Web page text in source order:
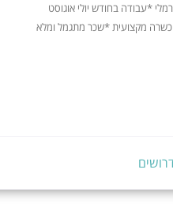
*עבודה בחודש יולי אוגוסט
מקצועית *שכר מתגמל ומלא